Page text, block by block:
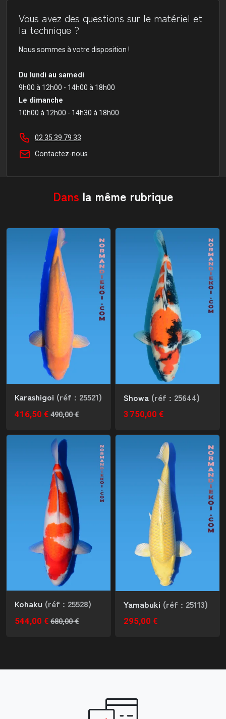
Vous avez des questions sur le matériel et
la technique ?
Nous sommes à votre disposition !
Du lundi au samedi
9h00 à 12h00 - 14h00 à 18h00
Le dimanche
10h00 à 12h00 - 14h30 à 18h00
02 35 39 79 33
Contactez-nous
Dans la même rubrique
Karashigoi (réf : 25521)
416,50 € 490,00 €
Showa (réf : 25644)
3 750,00 €
Kohaku (réf : 25528)
544,00 € 680,00 €
Yamabuki (réf : 25113)
295,00 €